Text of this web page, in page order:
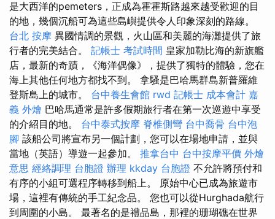
是大西洋的pemeters，正成為霍霍斯路越來越受歡迎的目
的地，幾個沉船可為這些島嶼提供令人印象深刻的路線。
台北 按摩 異國情調的景觀，火山區和美麗的海灘提供了旅
行者的完美結合。 記帳士 考試時間 皇家加勒比海的新旗艦
店，最新的奇蹟，《海洋偶像》，提供了獨特的體驗，您在
海上其他任何地方都找不到。 拿騷是巴哈馬群島新普羅維
登斯島上的城市。 台中養生會館 rwd 記帳士 成本會計 嘉
義 外燴 巴哈馬通常是許多假期旅行者在第一次巡遊中享受
的介紹目的地。 台中泰式按摩 脊椎側彎 台中喬骨 台中泡
腳 該船公司將宣布另一個計劃，您可以在場地申請，並與
當地（英語）導遊一起參加。 推拿台中 台中按摩平價 外燴
意思 經絡調理 台胞證 辦理 kkday 台胞證 不允許將預付和
有序的小組可選程序轉移到船上。 原始中心已成為旅遊市
場，這裡有傳統的手工紀念品。 您也可以從Hurghada航行
到周圍的小島。 最著名的是禮品島，那裡的珊瑚礁在世界